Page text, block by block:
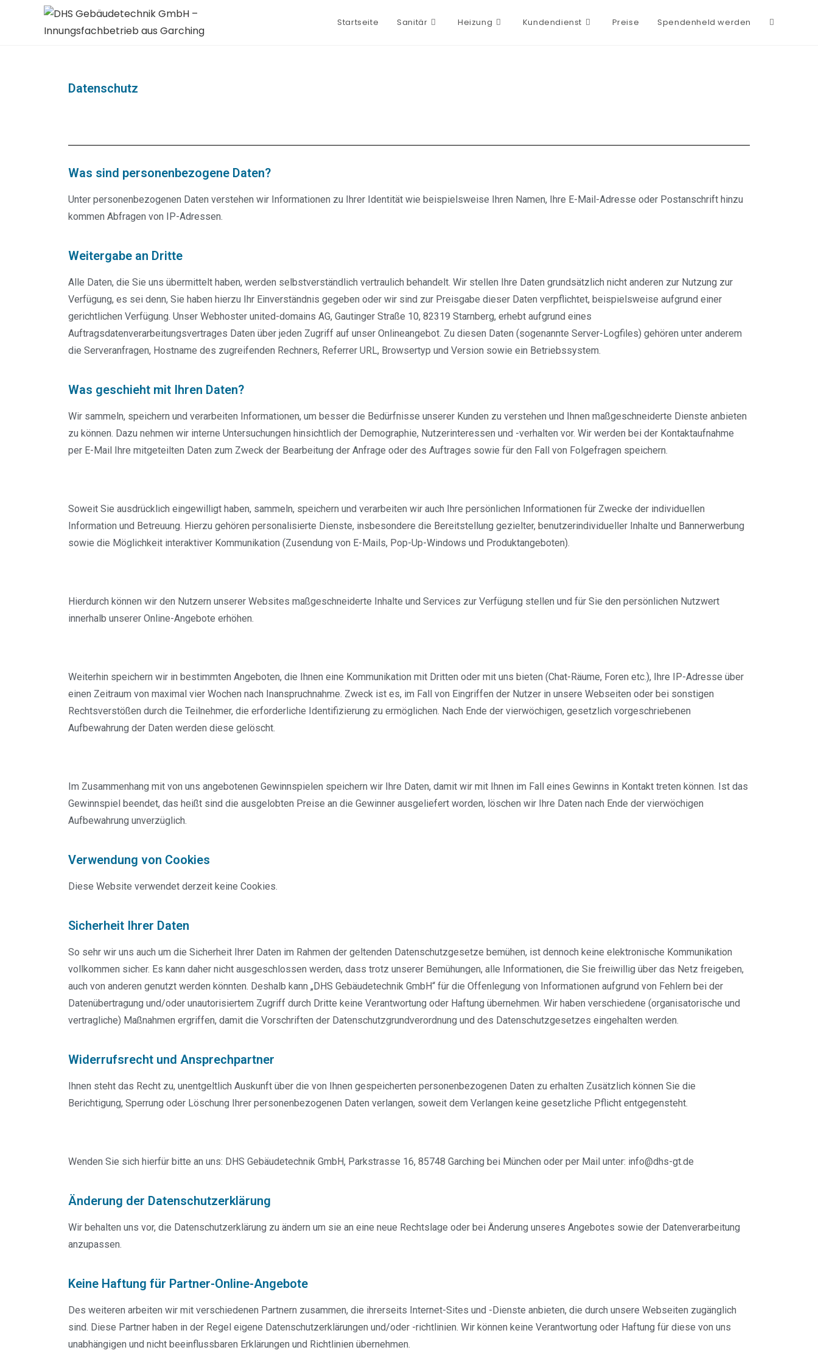
Startseite Sanitär Heizung Kundendienst Preise Spendenheld werden
Datenschutz
Was sind personenbezogene Daten?
Unter personenbezogenen Daten verstehen wir Informationen zu Ihrer Identität wie beispielsweise Ihren Namen, Ihre E-Mail-Adresse oder Postanschrift hinzu
kommen Abfragen von IP-Adressen.
Weitergabe an Dritte
Alle Daten, die Sie uns übermittelt haben, werden selbstverständlich vertraulich behandelt. Wir stellen Ihre Daten grundsätzlich nicht anderen zur Nutzung zur
Verfügung, es sei denn, Sie haben hierzu Ihr Einverständnis gegeben oder wir sind zur Preisgabe dieser Daten verpflichtet, beispielsweise aufgrund einer
gerichtlichen Verfügung. Unser Webhoster united-domains AG, Gautinger Straße 10, 82319 Starnberg, erhebt aufgrund eines
Auftragsdatenverarbeitungsvertrages Daten über jeden Zugriff auf unser Onlineangebot. Zu diesen Daten (sogenannte Server-Logfiles) gehören unter anderem
die Serveranfragen, Hostname des zugreifenden Rechners, Referrer URL, Browsertyp und Version sowie ein Betriebssystem.
Was geschieht mit Ihren Daten?
Wir sammeln, speichern und verarbeiten Informationen, um besser die Bedürfnisse unserer Kunden zu verstehen und Ihnen maßgeschneiderte Dienste anbieten
zu können. Dazu nehmen wir interne Untersuchungen hinsichtlich der Demographie, Nutzerinteressen und -verhalten vor. Wir werden bei der Kontaktaufnahme
per E-Mail Ihre mitgeteilten Daten zum Zweck der Bearbeitung der Anfrage oder des Auftrages sowie für den Fall von Folgefragen speichern.
Soweit Sie ausdrücklich eingewilligt haben, sammeln, speichern und verarbeiten wir auch Ihre persönlichen Informationen für Zwecke der individuellen
Information und Betreuung. Hierzu gehören personalisierte Dienste, insbesondere die Bereitstellung gezielter, benutzerindividueller Inhalte und Bannerwerbung
sowie die Möglichkeit interaktiver Kommunikation (Zusendung von E-Mails, Pop-Up-Windows und Produktangeboten).
Hierdurch können wir den Nutzern unserer Websites maßgeschneiderte Inhalte und Services zur Verfügung stellen und für Sie den persönlichen Nutzwert
innerhalb unserer Online-Angebote erhöhen.
Weiterhin speichern wir in bestimmten Angeboten, die Ihnen eine Kommunikation mit Dritten oder mit uns bieten (Chat-Räume, Foren etc.), Ihre IP-Adresse über
einen Zeitraum von maximal vier Wochen nach Inanspruchnahme. Zweck ist es, im Fall von Eingriffen der Nutzer in unsere Webseiten oder bei sonstigen
Rechtsverstößen durch die Teilnehmer, die erforderliche Identifizierung zu ermöglichen. Nach Ende der vierwöchigen, gesetzlich vorgeschriebenen
Aufbewahrung der Daten werden diese gelöscht.
Im Zusammenhang mit von uns angebotenen Gewinnspielen speichern wir Ihre Daten, damit wir mit Ihnen im Fall eines Gewinns in Kontakt treten können. Ist das
Gewinnspiel beendet, das heißt sind die ausgelobten Preise an die Gewinner ausgeliefert worden, löschen wir Ihre Daten nach Ende der vierwöchigen
Aufbewahrung unverzüglich.
Verwendung von Cookies
Diese Website verwendet derzeit keine Cookies.
Sicherheit Ihrer Daten
So sehr wir uns auch um die Sicherheit Ihrer Daten im Rahmen der geltenden Datenschutzgesetze bemühen, ist dennoch keine elektronische Kommunikation
vollkommen sicher. Es kann daher nicht ausgeschlossen werden, dass trotz unserer Bemühungen, alle Informationen, die Sie freiwillig über das Netz freigeben,
auch von anderen genutzt werden könnten. Deshalb kann „DHS Gebäudetechnik GmbH“ für die Offenlegung von Informationen aufgrund von Fehlern bei der
Datenübertragung und/oder unautorisiertem Zugriff durch Dritte keine Verantwortung oder Haftung übernehmen. Wir haben verschiedene (organisatorische und
vertragliche) Maßnahmen ergriffen, damit die Vorschriften der Datenschutzgrundverordnung und des Datenschutzgesetzes eingehalten werden.
Widerrufsrecht und Ansprechpartner
Ihnen steht das Recht zu, unentgeltlich Auskunft über die von Ihnen gespeicherten personenbezogenen Daten zu erhalten Zusätzlich können Sie die
Berichtigung, Sperrung oder Löschung Ihrer personenbezogenen Daten verlangen, soweit dem Verlangen keine gesetzliche Pflicht entgegensteht.
Wenden Sie sich hierfür bitte an uns: DHS Gebäudetechnik GmbH, Parkstrasse 16, 85748 Garching bei München oder per Mail unter: info@dhs-gt.de
Änderung der Datenschutzerklärung
Wir behalten uns vor, die Datenschutzerklärung zu ändern um sie an eine neue Rechtslage oder bei Änderung unseres Angebotes sowie der Datenverarbeitung
anzupassen.
Keine Haftung für Partner-Online-Angebote
Des weiteren arbeiten wir mit verschiedenen Partnern zusammen, die ihrerseits Internet-Sites und -Dienste anbieten, die durch unsere Webseiten zugänglich
sind. Diese Partner haben in der Regel eigene Datenschutzerklärungen und/oder -richtlinien. Wir können keine Verantwortung oder Haftung für diese von uns
unabhängigen und nicht beeinflussbaren Erklärungen und Richtlinien übernehmen.